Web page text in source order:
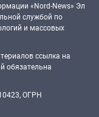
«Nord-News» Эл
службой по
и массовых
ссылка на
обязательна
ОГРН